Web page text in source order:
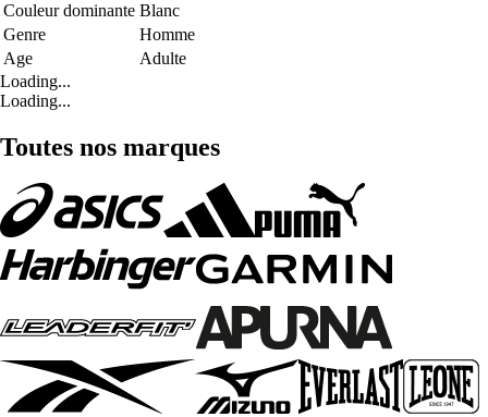
Couleur dominante Blanc
Genre
Homme
Age
Adulte
Loading...
Loading...
Toutes nos marques